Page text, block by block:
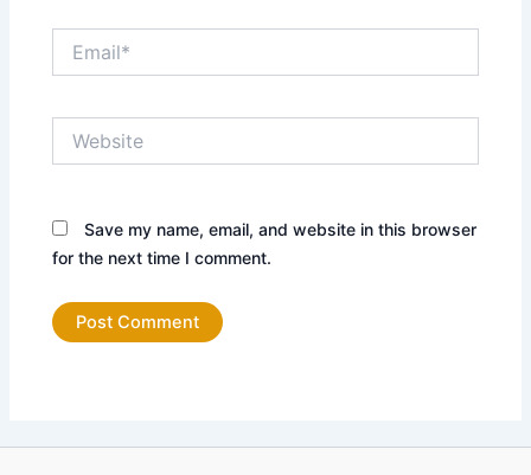
Save my name, email, and website in this browser
for the next time I comment.